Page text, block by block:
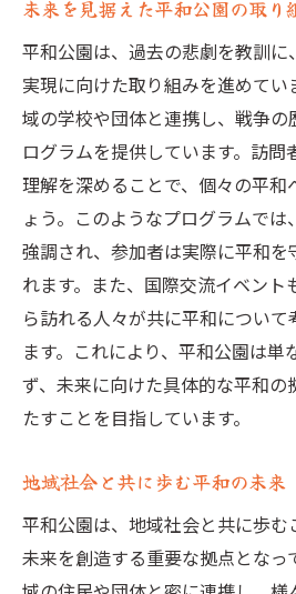
学びの場としての平和
歴史教育の新しいアプ
平和公園によるセミナ
未来世代へのメッセージを
次世代への平和のバト
若者に向けた平和メッ
平和公園が目指す持続
未来世代と平和の対話
新しい世代の意識を育
平和公園が描く子供た
市民意識を高めるため
地域社会における平和
市民参加型イベントの
未来を見据えた平和公園の取り
平和公園は、過去の悲劇を教訓
実現に向けた取り組みを進めてい
域の学校や団体と連携し、戦争
ログラムを提供しています。訪問
理解を深めることで、個々の平和
ょう。このようなプログラムで
強調され、参加者は実際に平和を
れます。また、国際交流イベント
ら訪れる人々が共に平和につい
ます。これにより、平和公園は単
ず、未来に向けた具体的な平和
たすことを目指しています。
地域社会と共に歩む平和の未来
平和公園は、地域社会と共に歩む
未来を創造する重要な拠点となっ